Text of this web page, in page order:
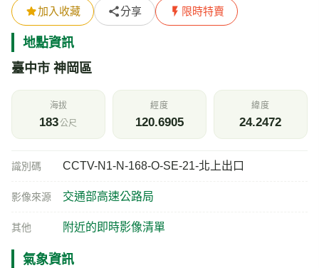
加入收藏 分享 限時特賣
地點資訊
臺中市 神岡區
海拔
183公尺
經度
120.6905
緯度
24.2472
識別碼 CCTV-N1-N-168-O-SE-21-北上出口
影像來源 交通部高速公路局
其他 附近的即時影像清單
氣象資訊